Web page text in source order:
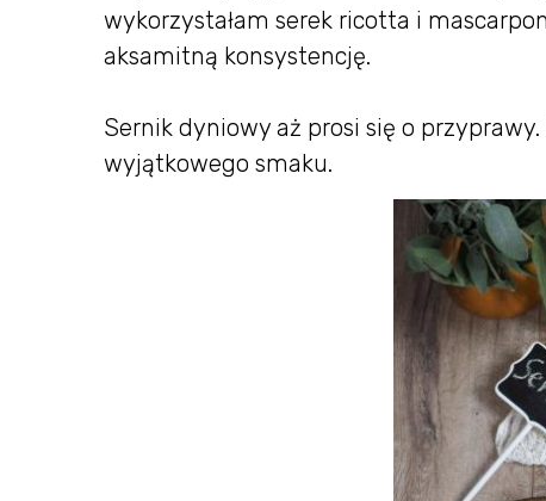
wykorzystałam serek ricotta i
aksamitną konsystencję.
Sernik dyniowy aż prosi się o
wyjątkowego smaku.